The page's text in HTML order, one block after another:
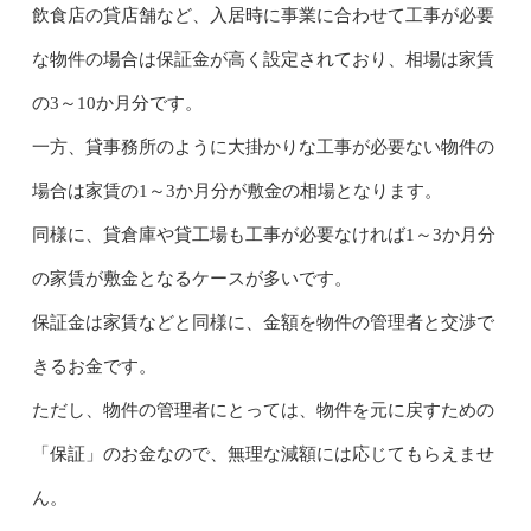
飲食店の貸店舗など、入居時に事業に合わせて工事が必要
な物件の場合は保証金が高く設定されており、相場は家賃
の3～10か月分です。
一方、貸事務所のように大掛かりな工事が必要ない物件の
場合は家賃の1～3か月分が敷金の相場となります。
同様に、貸倉庫や貸工場も工事が必要なければ1～3か月分
の家賃が敷金となるケースが多いです。
保証金は家賃などと同様に、金額を物件の管理者と交渉で
きるお金です。
ただし、物件の管理者にとっては、物件を元に戻すための
「保証」のお金なので、無理な減額には応じてもらえませ
ん。